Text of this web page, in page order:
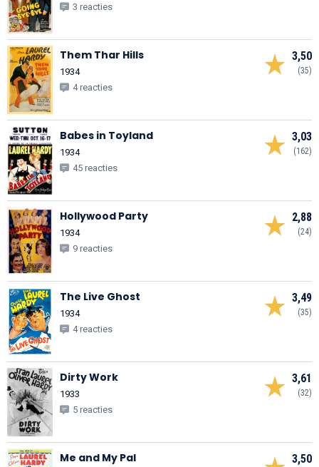
3 reacties
3,50
(35)
Them Thar Hills
1934
4 reacties
3,03
(162)
Babes in Toyland
1934
45 reacties
2,88
(24)
Hollywood Party
1934
9 reacties
3,49
(35)
The Live Ghost
1934
4 reacties
3,61
(32)
Dirty Work
1933
5 reacties
3,50
Me and My Pal